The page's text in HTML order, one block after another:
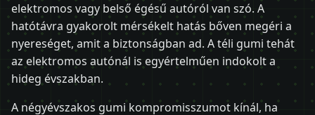
elektromos vagy belső égésű autóról van szó. A
hatótávra gyakorolt mérsékelt hatás bőven megéri a
nyereséget, amit a biztonságban ad. A téli gumi tehát
az elektromos autónál is egyértelműen indokolt a
hideg évszakban.
A négyévszakos gumi kompromisszumot kínál, ha